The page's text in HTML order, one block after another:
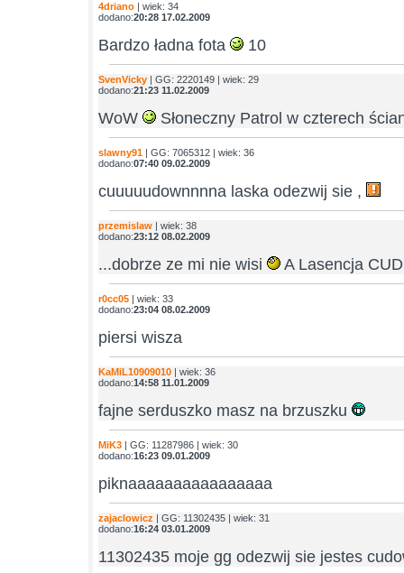
4driano | wiek: 34
dodano:20:28 17.02.2009
Bardzo ładna fota 10
SvenVicky | GG: 2220149 | wiek: 29
dodano:21:23 11.02.2009
WoW Słoneczny Patrol w czterech
slawny91 | GG: 7065312 | wiek: 36
dodano:07:40 09.02.2009
cuuuuudownnnna laska odezwij sie ,
przemislaw | wiek: 38
dodano:23:12 08.02.2009
...dobrze ze mi nie wisi A Lasencja
r0cc05 | wiek: 33
dodano:23:04 08.02.2009
piersi wisza
KaMiL10909010 | wiek: 36
dodano:14:58 11.01.2009
fajne serduszko masz na brzuszku
MiK3 | GG: 11287986 | wiek: 30
dodano:16:23 09.01.2009
piknaaaaaaaaaaaaaaaa
zajaclowicz | GG: 11302435 | wiek: 31
dodano:16:24 03.01.2009
11302435 moje gg odezwij sie jestes